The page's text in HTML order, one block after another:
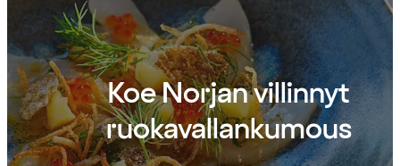
Koe Norjan villinnyt
ruokavallankumous